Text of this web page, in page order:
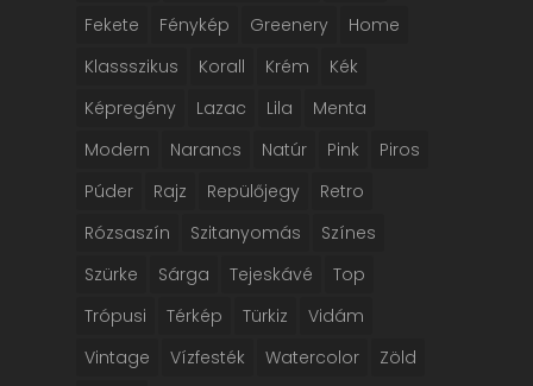
Fekete
Fénykép Greenery
Home
Klassszikus
Korall Krém
Kék
Képregény
Lazac Lila
Menta
Modern
Narancs Natúr Pink
Piros
Púder
Rajz Repülőjegy
Retro
Rózsaszín
Szitanyomás
Színes
Szürke
Sárga Tejeskávé
Top
Trópusi
Térkép Türkiz
Vidám
Vintage
Vízfesték Watercolor
Zöld